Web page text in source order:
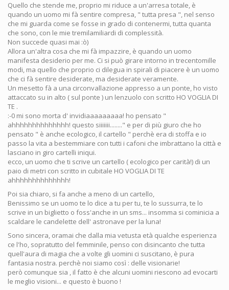
Quello che stende me, proprio mi riduce a un'arresa totale, è
quando un uomo mi fà sentire compresa, " tutta presa ", nel senso
che mi guarda come se fosse in grado di contenermi, tutta quanta
che sono, con le mie tremilamiliardi di complessità.
Non succede quasi mai :ò)
Allora un'altra cosa che mi fà impazzire, è quando un uomo
manifesta desiderio per me. Ci si può girare intorno in trecentomille
modi, ma quello che proprio ci dilegua in spirali di piacere è un uomo
che ci fà sentire desiderate, ma desiderate veramente.
Un mesetto fà a una circonvallazione appresso a un ponte, ho visto
attaccato su in alto ( sul ponte ) un lenzuolo con scritto HO VOGLIA DI
TE .
:-0 mi sono morta d' invidiaaaaaaaaa! ho pensato "
ahhhhhhhhhhhhhh! questo siiiiiii........" e per di più giuro che ho
pensato " è anche ecologico, il cartello " perchè era di stoffa e io
passo la vita a bestemmiare con tutti i cafoni che imbrattano la città e
lasciano in giro cartelli iniqui.
ecco, un uomo che ti scrive un cartello ( ecologico per carità!) di un
paio di metri con scritto in cubitale HO VOGLIA DI TE
ahhhhhhhhhhhhhh!
Poi sia chiaro, si fa anche a meno di un cartello,
Benissimo se un uomo te lo dice a tu per tu, te lo sussurra, te lo
scrive in un biglietto o foss'anche in un sms... insomma si cominicia a
scaldare le candelette dell' astronave per la luna!
Sono sincera, oramai che dalla mia vetusta età qualche esperienza
ce l'ho, sopratutto del femminile, penso con disincanto che tutta
quell'aura di magia che a volte gli uomini ci suscitano, è pura
fantasia nostra. perchè noi siamo così : delle visionarie!
però comunque sia , il fatto è che alcuni uomini riescono ad evocarti
le meglio visioni... e questo è buono !